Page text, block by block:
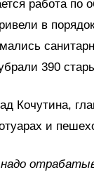
работа по
в
390
Кочутина,
и